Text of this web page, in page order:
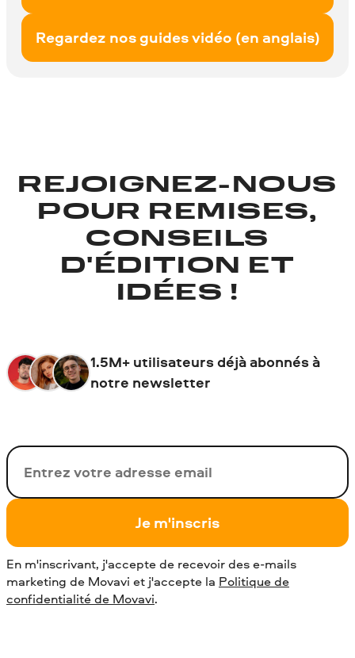
Regardez nos guides vidéo (en anglais)
REJOIGNEZ-NOUS
POUR REMISES,
CONSEILS
D'ÉDITION ET
IDÉES !
1.5M+ utilisateurs déjà abonnés à
notre newsletter
Votre adresse de messagerie
Je m'inscris
En m'inscrivant, j'accepte de recevoir des e-mails
marketing de Movavi et j'accepte la Politique de
confidentialité de Movavi.